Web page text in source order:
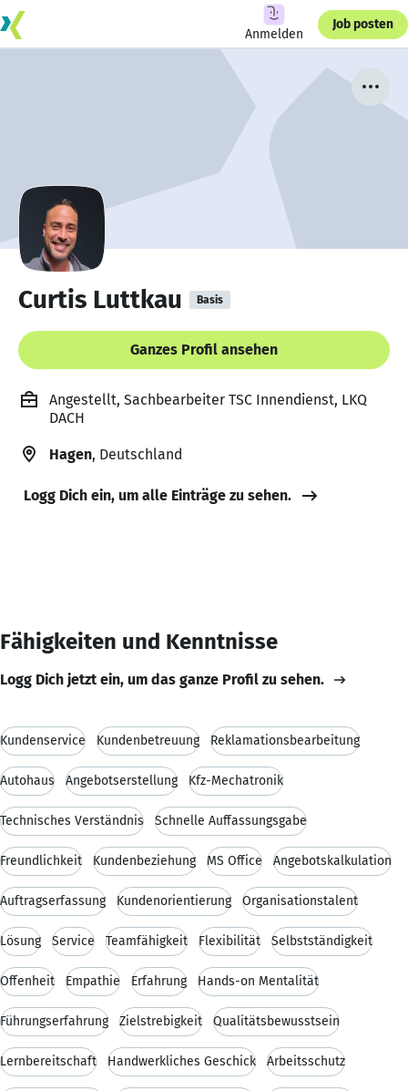
Anmelden
Job posten
Curtis Luttkau Basis
Ganzes Profil ansehen
Angestellt, Sachbearbeiter TSC Innendienst, LKQ
DACH
Hagen, Deutschland
Logg Dich ein, um alle Einträge zu sehen.
Fähigkeiten und Kenntnisse
Logg Dich jetzt ein, um das ganze Profil zu sehen.
Kundenservice Kundenbetreuung Reklamationsbearbeitung
Autohaus Angebotserstellung Kfz-Mechatronik
Technisches Verständnis Schnelle Auffassungsgabe
Freundlichkeit Kundenbeziehung MS Office Angebotskalkulation
Auftragserfassung Kundenorientierung Organisationstalent
Lösung Service Teamfähigkeit Flexibilität Selbstständigkeit
Offenheit Empathie Erfahrung Hands-on Mentalität
Führungserfahrung Zielstrebigkeit Qualitätsbewusstsein
Lernbereitschaft Handwerkliches Geschick Arbeitsschutz